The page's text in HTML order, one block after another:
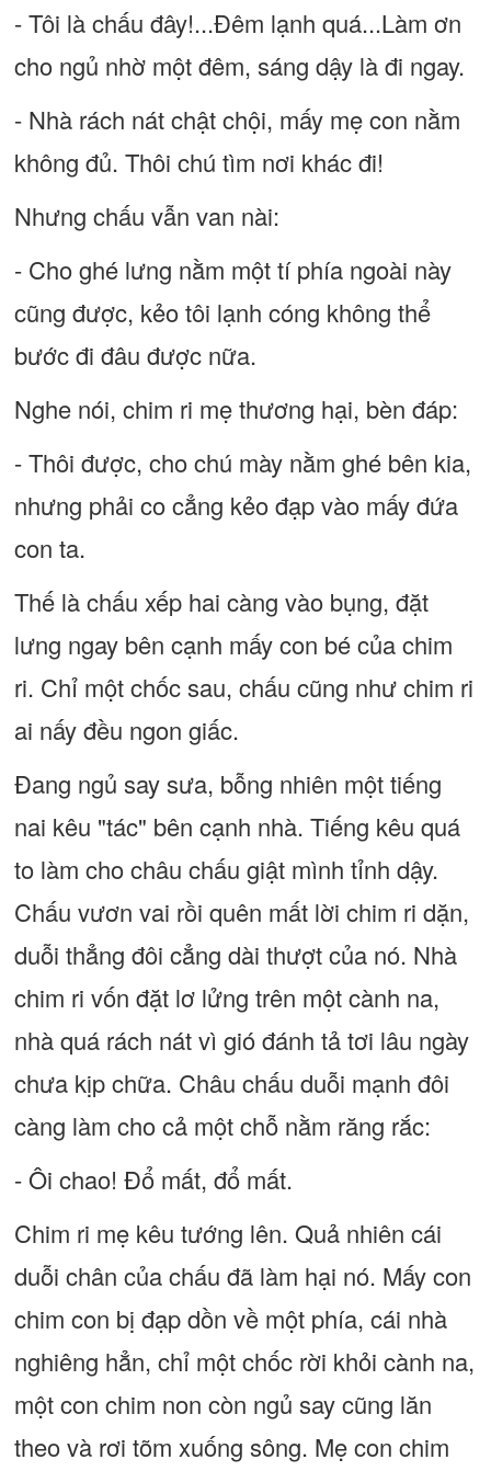
- Tôi là chấu đây!...Đêm lạnh quá...Làm ơn
cho ngủ nhờ một đêm, sáng dậy là đi ngay.
- Nhà rách nát chật chội, mấy mẹ con nằm
không đủ. Thôi chú tìm nơi khác đi!
Nhưng chấu vẫn van nài:
- Cho ghé lưng nằm một tí phía ngoài này
cũng được, kẻo tôi lạnh cóng không thể
bước đi đâu được nữa.
Nghe nói, chim ri mẹ thương hại, bèn đáp:
- Thôi được, cho chú mày nằm ghé bên kia,
nhưng phải co cẳng kẻo đạp vào mấy đứa
con ta.
Thế là chấu xếp hai càng vào bụng, đặt
lưng ngay bên cạnh mấy con bé của chim
ri. Chỉ một chốc sau, chấu cũng như chim ri
ai nấy đều ngon giấc.
Đang ngủ say sưa, bỗng nhiên một tiếng
nai kêu "tác" bên cạnh nhà. Tiếng kêu quá
to làm cho châu chấu giật mình tỉnh dậy.
Chấu vươn vai rồi quên mất lời chim ri dặn,
duỗi thẳng đôi cẳng dài thượt của nó. Nhà
chim ri vốn đặt lơ lửng trên một cành na,
nhà quá rách nát vì gió đánh tả tơi lâu ngày
chưa kịp chữa. Châu chấu duỗi mạnh đôi
càng làm cho cả một chỗ nằm răng rắc:
- Ôi chao! Đổ mất, đổ mất.
Chim ri mẹ kêu tướng lên. Quả nhiên cái
duỗi chân của chấu đã làm hại nó. Mấy con
chim con bị đạp dồn về một phía, cái nhà
nghiêng hẳn, chỉ một chốc rời khỏi cành na,
một con chim non còn ngủ say cũng lăn
theo và rơi tõm xuống sông. Mẹ con chim